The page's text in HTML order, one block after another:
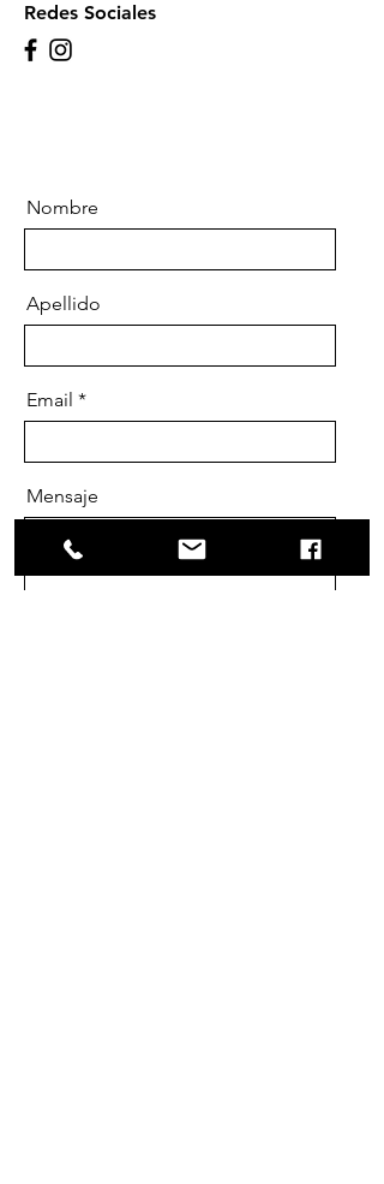
Redes Sociales
Nombre
Apellido
Email
Mensaje